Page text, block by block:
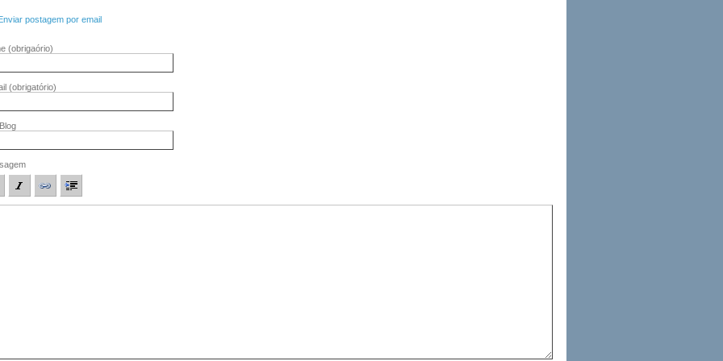
Enviar postagem por email
(obrigaório)
(obrigatório)